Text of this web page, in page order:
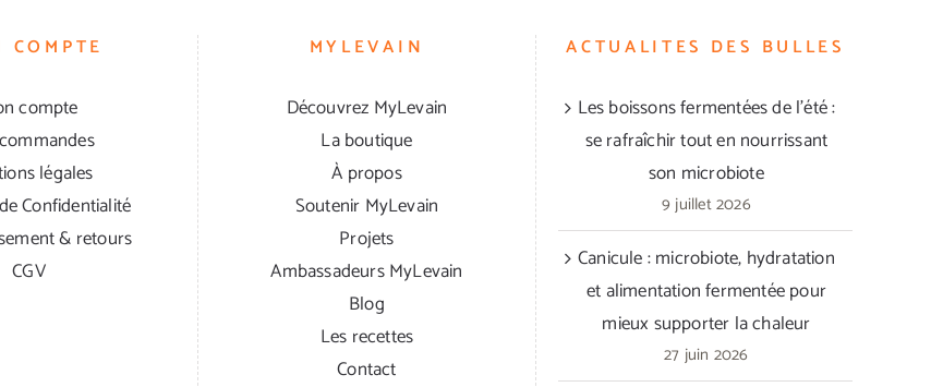
COMPTE
compte
légales
Confidentialité
& retours
CGV
MYLEVAIN
Découvrez MyLevain
La boutique
À propos
Soutenir MyLevain
Projets
Ambassadeurs MyLevain
Blog
Les recettes
Contact
ACTUALITES DES BULLES
Les boissons fermentées de l’été :
se rafraîchir tout en nourrissant
son microbiote
9 juillet 2026
Canicule : microbiote, hydratation
et alimentation fermentée pour
mieux supporter la chaleur
27 juin 2026